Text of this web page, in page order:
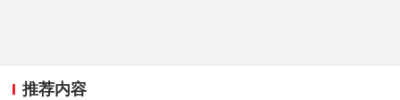
推荐内容